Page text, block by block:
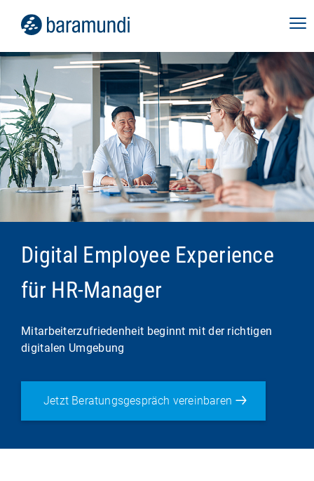
Digital Employee Experience
für HR-Manager
Mitarbeiterzufriedenheit beginnt mit der richtigen
digitalen Umgebung
Jetzt Beratungsgespräch vereinbaren